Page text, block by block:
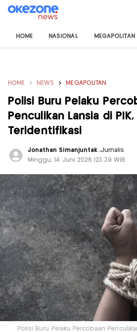
HOME NASIONAL MEGAPOLITAN
HOME NEWS MEGAPOLITAN
Polisi Buru Pelaku
Penculikan Lansia di
Teridentifikasi
Jonathan Simanjuntak,Jurnalis
Minggu, 14 Juni 2026 |23:39 WIB
Polisi Buru Pelaku Percobaan